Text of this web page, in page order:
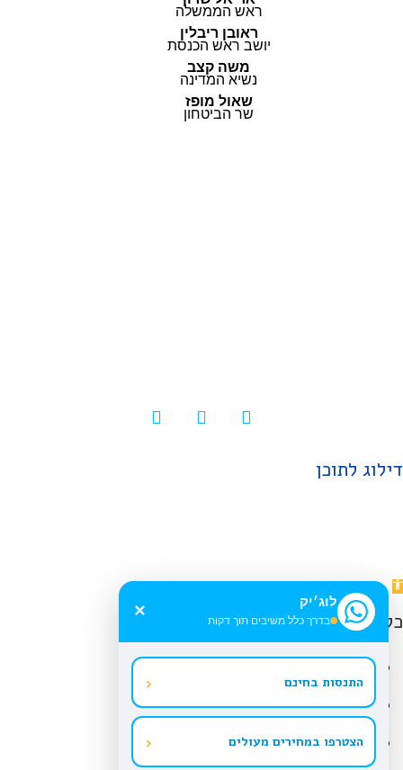
ראש הממשלה
שאול מופז
שר הביטחון
משה קצב
נשיא המדינה
ראובן ריבלין
יושב ראש הכנסת
דילוג לתוכן
פתח
נגישות
כלי נגישות
הגדל טקסט
הקטן טקסט
גווני אפור
לוג׳יק
בדרך כלל משיבים תוך דקות ×
התנסות בחינם ‹
הצטרפו במחירים מעולים ‹